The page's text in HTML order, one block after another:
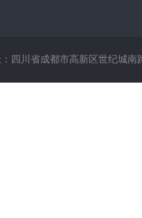
四川省成都市高新区世纪城南